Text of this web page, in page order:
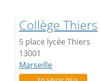
Collège Thiers
5 place lycée Thiers
13001
Marseille